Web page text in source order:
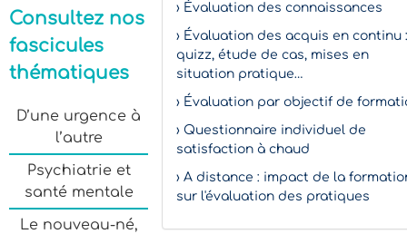
Consultez nos
fascicules
thématiques
D’une urgence à
l’autre
Psychiatrie et
santé mentale
Le nouveau-né,
› Évaluation des connaissances
› Évaluation des acquis en continu :
quizz, étude de cas, mises en
situation pratique…
› Évaluation par objectif de
› Questionnaire individuel de
satisfaction à chaud
› A distance : impact de la
sur l'évaluation des pratiques